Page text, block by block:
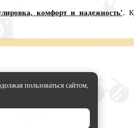
комфорт и надежность'.
пользоваться сайтом,